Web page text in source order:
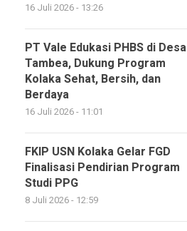
16 Juli 2026 - 13:26
PT Vale Edukasi PHBS di Desa
Tambea, Dukung Program
Kolaka Sehat, Bersih, dan
Berdaya
16 Juli 2026 - 11:01
FKIP USN Kolaka Gelar FGD
Finalisasi Pendirian Program
Studi PPG
8 Juli 2026 - 12:59